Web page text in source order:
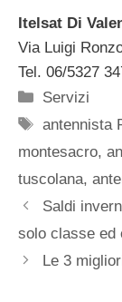
Itelsat Di
Via Luigi
Tel. 06/5327
Categorie
Servizi
Tag
antennista
montesacro,
tuscolana,
Saldi
solo classe ed
Le 3